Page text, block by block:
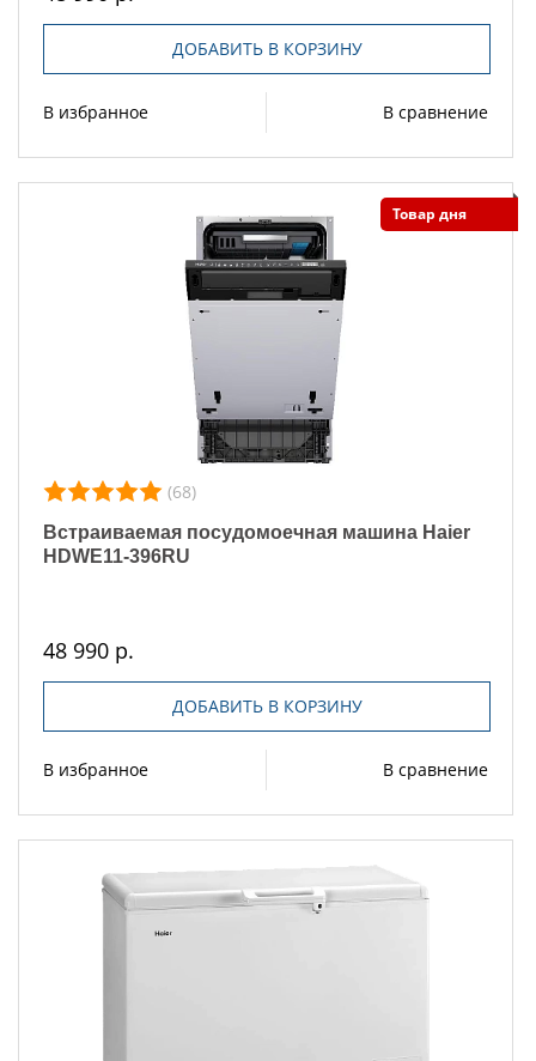
ДОБАВИТЬ В КОРЗИНУ
В избранное В сравнение
Товар дня
(68)
Встраиваемая посудомоечная машина Haier
HDWE11-396RU
48 990 р.
ДОБАВИТЬ В КОРЗИНУ
В избранное В сравнение